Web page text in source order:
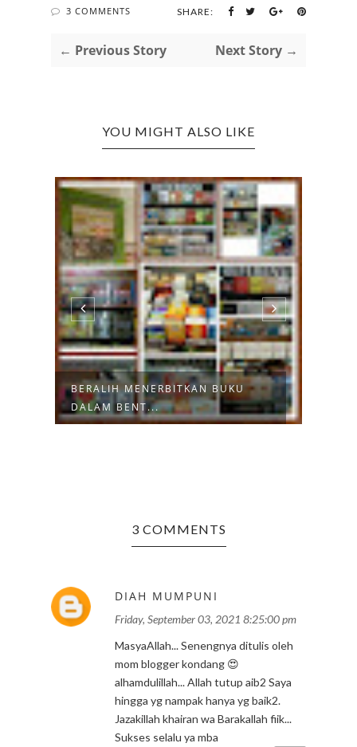
3 COMMENTS SHARE:
← Previous Story Next Story →
YOU MIGHT ALSO LIKE
BERALIH MENERBITKAN BUKU
DALAM BENT...
3 COMMENTS
DIAH MUMPUNI
Friday, September 03, 2021 8:25:00 pm
MasyaAllah... Senengnya ditulis oleh
mom blogger kondang 😍
alhamdulillah... Allah tutup aib2 Saya
hingga yg nampak hanya yg baik2.
Jazakillah khairan wa Barakallah fiik...
Sukses selalu ya mba